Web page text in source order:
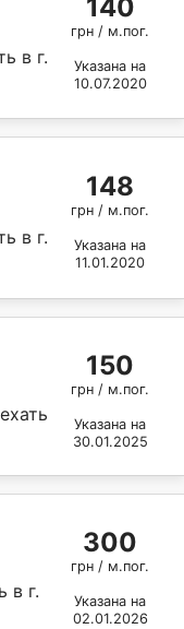
в г.
140
грн / м.пог.
Указана на
10.07.2020
в г.
148
грн / м.пог.
Указана на
11.01.2020
150
грн / м.пог.
Указана на
30.01.2025
в г.
300
грн / м.пог.
Указана на
02.01.2026